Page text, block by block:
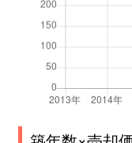
北根
北根
北根